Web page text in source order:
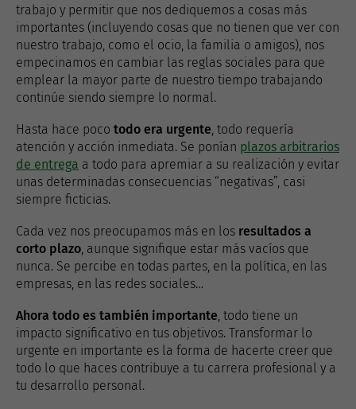
trabajo y permitir que nos dediquemos a cosas más
importantes (incluyendo cosas que no tienen que ver con
nuestro trabajo, como el ocio, la familia o amigos), nos
empecinamos en cambiar las reglas sociales para que
emplear la mayor parte de nuestro tiempo trabajando
continúe siendo siempre lo normal.
Hasta hace poco todo era urgente, todo requería
atención y acción inmediata. Se ponían plazos arbitrarios
de entrega a todo para apremiar a su realización y evitar
unas determinadas consecuencias “negativas”, casi
siempre ficticias.
Cada vez nos preocupamos más en los resultados a
corto plazo, aunque signifique estar más vacíos que
nunca. Se percibe en todas partes, en la política, en las
empresas, en las redes sociales…
Ahora todo es también importante, todo tiene un
impacto significativo en tus objetivos. Transformar lo
urgente en importante es la forma de hacerte creer que
todo lo que haces contribuye a tu carrera profesional y a
tu desarrollo personal.